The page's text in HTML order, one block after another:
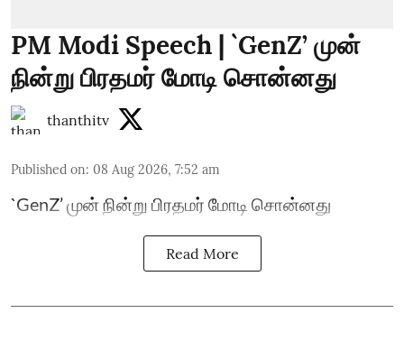
PM Modi Speech | `GenZ’ முன்
நின்று பிரதமர் மோடி சொன்னது
thanthitv
Published on: 08 Aug 2026, 7:52 am
`GenZ’ முன் நின்று பிரதமர் மோடி சொன்னது
Read More